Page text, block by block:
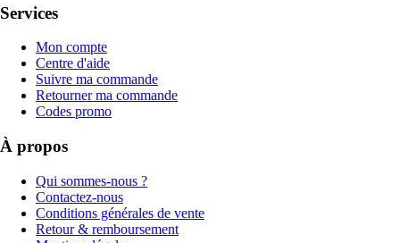
Services
Mon compte
Centre d'aide
Suivre ma commande
Retourner ma commande
Codes promo
À propos
Qui sommes-nous ?
Contactez-nous
Conditions générales de vente
Retour & remboursement